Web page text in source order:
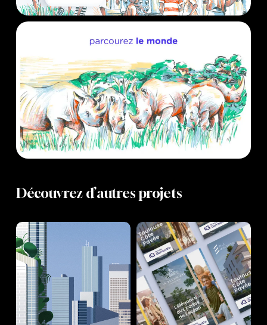
Découvrez d’autres projets
Groupama
Immobilier
—
The
Link
Groupe
Gambetta
–
Identité